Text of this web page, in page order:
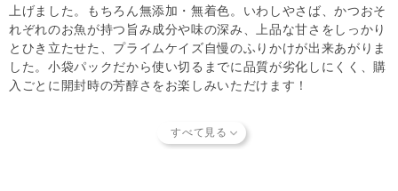
上げました。もちろん無添加・無着色。いわしやさば、かつおそ
れぞれのお魚が持つ旨み成分や味の深み、上品な甘さをしっかり
とひき立たせた、プライムケイズ自慢のふりかけが出来あがりま
した。小袋パックだから使い切るまでに品質が劣化しにくく、購
入ごとに開封時の芳醇さをお楽しみいただけます！
fish fish fishの活用例は、いつものごはんにトッピングするだけ